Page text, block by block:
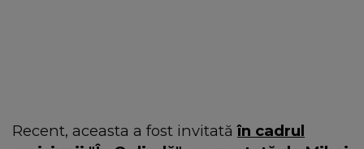
Recent, aceasta a fost invitatăîn cadrul